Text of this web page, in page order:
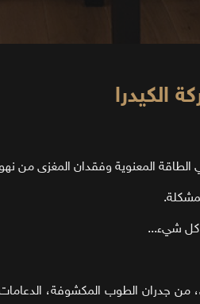
الكيدرا
الطاقة المعنوية وفقدان المغزى من
كل شيء...
جدران الطوب المكشوفة،